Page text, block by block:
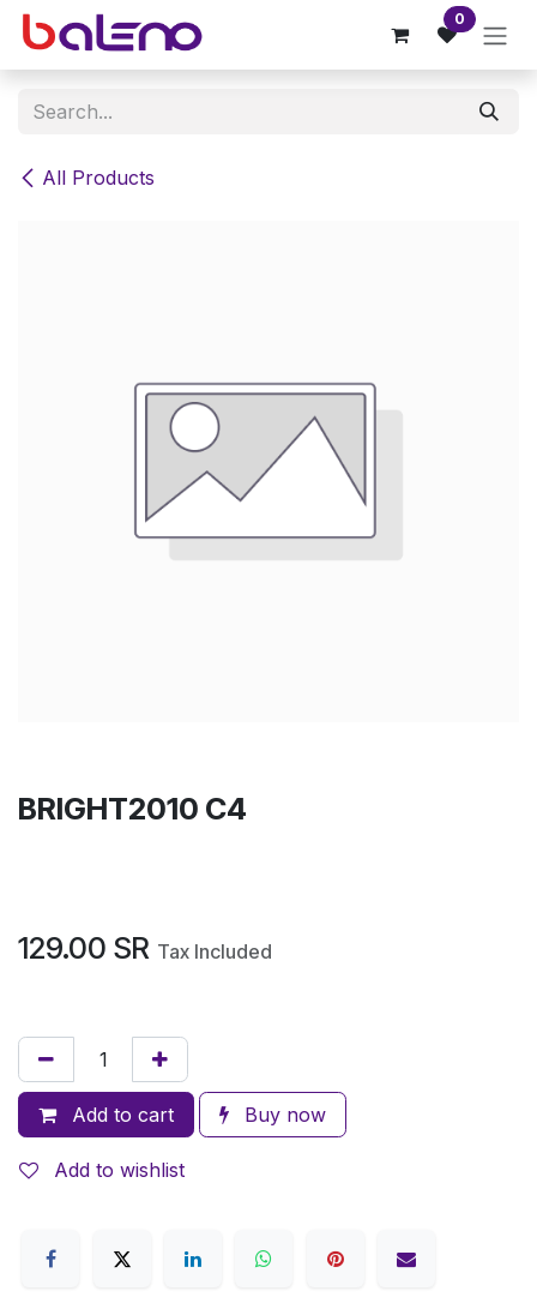
Skip to Content 0
All Products
BRIGHT2010 C4
129.00 SR Tax Included
Add to cart Buy now
Add to wishlist